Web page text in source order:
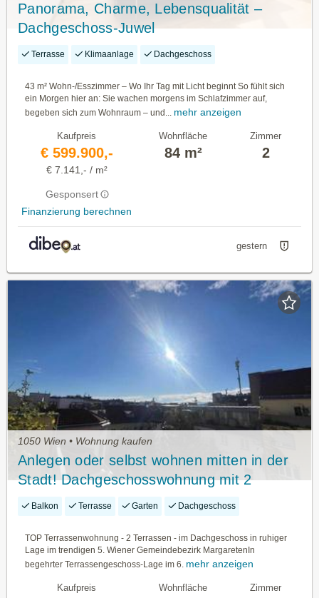
Panorama, Charme, Lebensqualität –
Dachgeschoss-Juwel
Terrasse Klimaanlage Dachgeschoss
43 m² Wohn-/Esszimmer – Wo Ihr Tag mit Licht beginnt So fühlt sich
ein Morgen hier an: Sie wachen morgens im Schlafzimmer auf,
begeben sich zum Wohnraum – und... mehr anzeigen
Kaufpreis
€ 599.900,-
€ 7.141,- / m²
Gesponsert
Finanzierung berechnen
Wohnfläche
84 m²
Zimmer
2
gestern
1050 Wien • Wohnung kaufen
Anlegen oder selbst wohnen mitten in der
Stadt! Dachgeschosswohnung mit 2
Terrassen im Trend-Bezirk Margareten in
Balkon Terrasse Garten Dachgeschoss
TOP Terrassenwohnung - 2 Terrassen - im Dachgeschoss in ruhiger
Lage im trendigen 5. Wiener Gemeindebezirk MargaretenIn
begehrter Terrassengeschoss-Lage im 6. mehr anzeigen
Kaufpreis Wohnfläche Zimmer